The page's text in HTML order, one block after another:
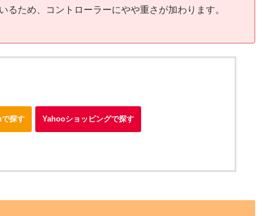
るため、コントローラーにやや重さが加わります。
探す Yahooショッピングで探す